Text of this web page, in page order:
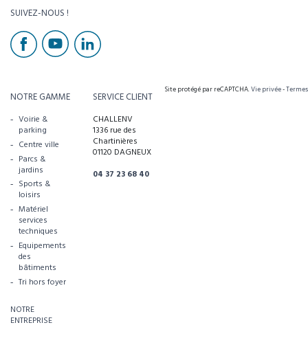
SUIVEZ-NOUS !
NOTRE GAMME
Voirie &
parking
Centre ville
Parcs &
jardins
Sports &
loisirs
Matériel
services
techniques
Equipements
des
bâtiments
Tri hors foyer
NOTRE
ENTREPRISE
SERVICE CLIENT
CHALLENV
1336 rue des
Chartinières
01120 DAGNEUX
04 37 23 68 40
Site protégé par reCAPTCHA.Vie privée-Termes